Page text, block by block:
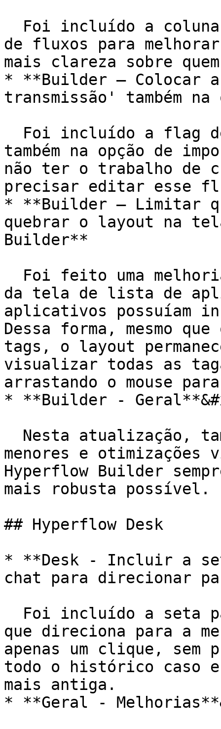
de fluxos para
mais clareza sobre
* **Builder – Colocar
transmissão' também
também na opção de
não ter o trabalho de
precisar editar esse
* **Builder – Limitar
quebrar o layout na
Builder**
da tela de lista de
aplicativos possuíam
Dessa forma, mesmo
tags, o layout
visualizar todas as
arrastando o mouse
* **Builder -
menores e otimizações
Hyperflow Builder
mais robusta possível.
## Hyperflow Desk
* **Desk - Incluir a
chat para direcionar
que direciona para a
apenas um clique,
todo o histórico caso
mais antiga.
* **Geral -